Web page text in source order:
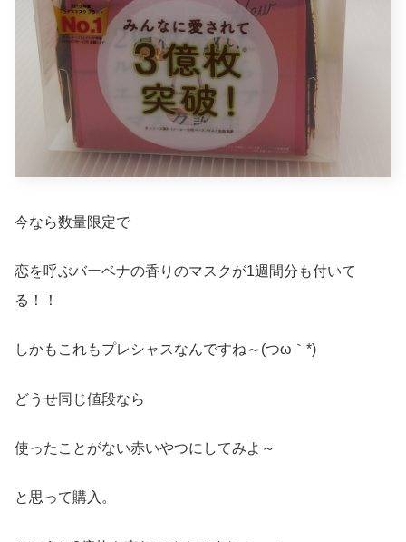
今なら数量限定で
恋を呼ぶバーベナの香りのマスクが1週間分も付いて
る！！
しかもこれもプレシャスなんですね～(つω｀*)
どうせ同じ値段なら
使ったことがない赤いやつにしてみよ～
と思って購入。